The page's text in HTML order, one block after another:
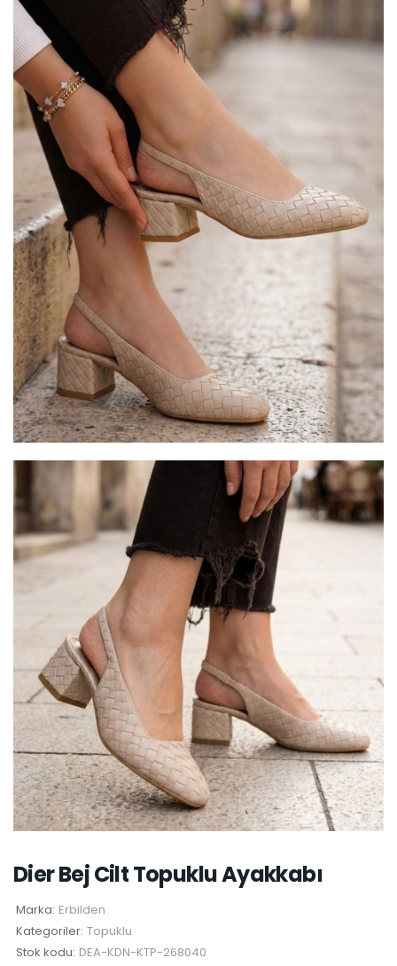
Dier Bej Cilt Topuklu Ayakkabı
Marka: Erbilden
Kategoriler: Topuklu
Stok kodu: DEA-KDN-KTP-268040